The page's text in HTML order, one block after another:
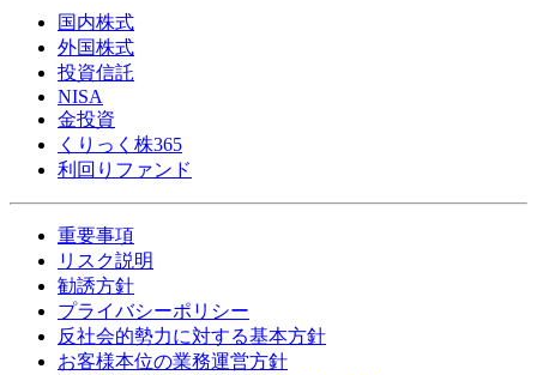
国内株式
外国株式
投資信託
NISA
金投資
くりっく株365
利回りファンド
重要事項
リスク説明
勧誘方針
プライバシーポリシー
反社会的勢力に対する基本方針
お客様本位の業務運営方針